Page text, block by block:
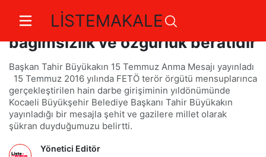
LİSTEMAKALE
15 Temmuz aziz milletimizin
bağımsızlık ve özgürlük beratıdır
Başkan Tahir Büyükakın 15 Temmuz Anma Mesajı yayınladı
15 Temmuz 2016 yılında FETÖ terör örgütü mensuplarınca
gerçekleştirilen hain darbe girişiminin yıldönümünde
Kocaeli Büyükşehir Belediye Başkanı Tahir Büyükakın
yayınladığı bir mesajla şehit ve gazilere millet olarak
şükran duyduğumuzu belirtti.
Yönetici Editör